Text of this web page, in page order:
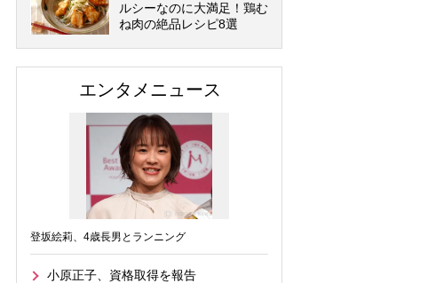
ルシーなのに大満足！鶏む
ね肉の絶品レシピ8選
エンタメニュース
登坂絵莉、4歳長男とランニング
小原正子、資格取得を報告